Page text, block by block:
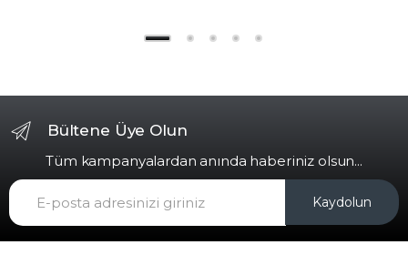
Bültene Üye Olun
Tüm kampanyalardan anında haberiniz olsun...
Kaydolun